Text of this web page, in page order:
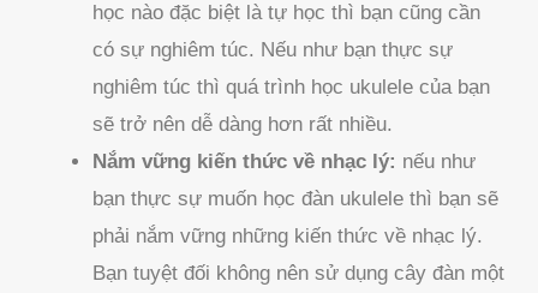
học nào đặc biệt là tự học thì bạn cũng cần
có sự nghiêm túc. Nếu như bạn thực sự
nghiêm túc thì quá trình học ukulele của bạn
sẽ trở nên dễ dàng hơn rất nhiều.
Nắm vững kiến thức về nhạc lý: nếu như
bạn thực sự muốn học đàn ukulele thì bạn sẽ
phải nắm vững những kiến thức về nhạc lý.
Bạn tuyệt đối không nên sử dụng cây đàn một